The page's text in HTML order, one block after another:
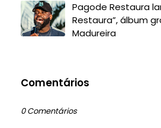
Pagode Restaura
Restaura”, álbum
Madureira
Comentários
0 Comentários